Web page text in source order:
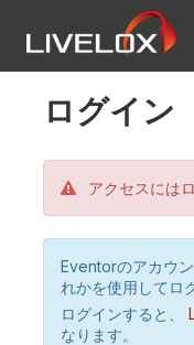
ログイン
アクセスには
Eventorのアカウ
れかを使用してロ
ログインすると、
なります。